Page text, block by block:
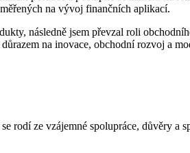
na vývoj finančních aplikací.
následně jsem převzal roli
na inovace, obchodní rozvoj a
rodí ze vzájemné spolupráce, důvěry a